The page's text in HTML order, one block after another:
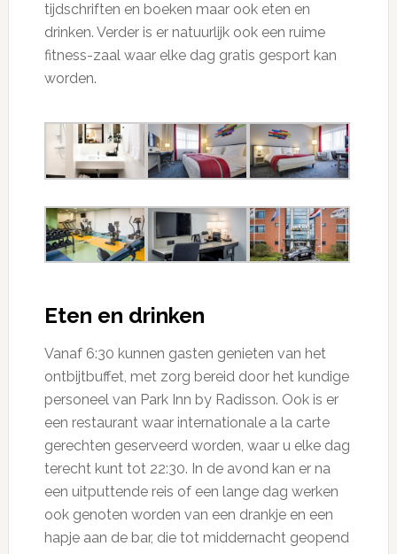
tijdschriften en boeken maar ook eten en
drinken. Verder is er natuurlijk ook een ruime
fitness-zaal waar elke dag gratis gesport kan
worden.
Eten en drinken
Vanaf 6:30 kunnen gasten genieten van het
ontbijtbuffet, met zorg bereid door het kundige
personeel van Park Inn by Radisson. Ook is er
een restaurant waar internationale a la carte
gerechten geserveerd worden, waar u elke dag
terecht kunt tot 22:30. In de avond kan er na
een uitputtende reis of een lange dag werken
ook genoten worden van een drankje en een
hapje aan de bar, die tot middernacht geopend